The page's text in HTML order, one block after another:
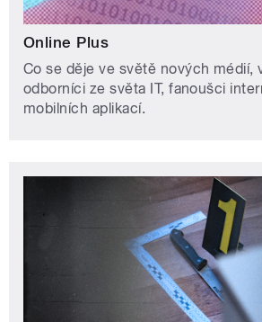
Online Plus
Co se děje ve světě nových médií,
odborníci ze světa IT, fanoušci
mobilních aplikací.